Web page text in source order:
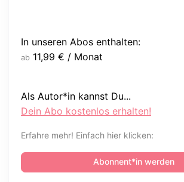
In unseren Abos enthalten:
ab 11,99 € / Monat
Als Autor*in kannst Du...
Dein Abo kostenlos erhalten!
Erfahre mehr! Einfach hier klicken:
Abonnent*in werden